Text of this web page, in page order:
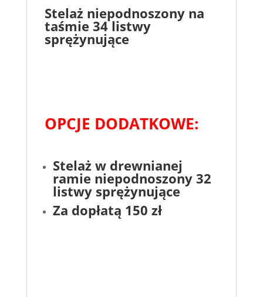
Stelaż niepodnoszony na
taśmie 34 listwy
sprężynujące
OPCJE DODATKOWE:
Stelaż w drewnianej
ramie niepodnoszony 32
listwy sprężynujące
Za dopłatą 150 zł